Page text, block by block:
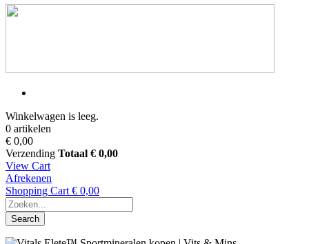
Winkelwagen is leeg.
0 artikelen
€ 0,00
Verzending Totaal € 0,00
View Cart
Afrekenen
Shopping Cart € 0,00
Search